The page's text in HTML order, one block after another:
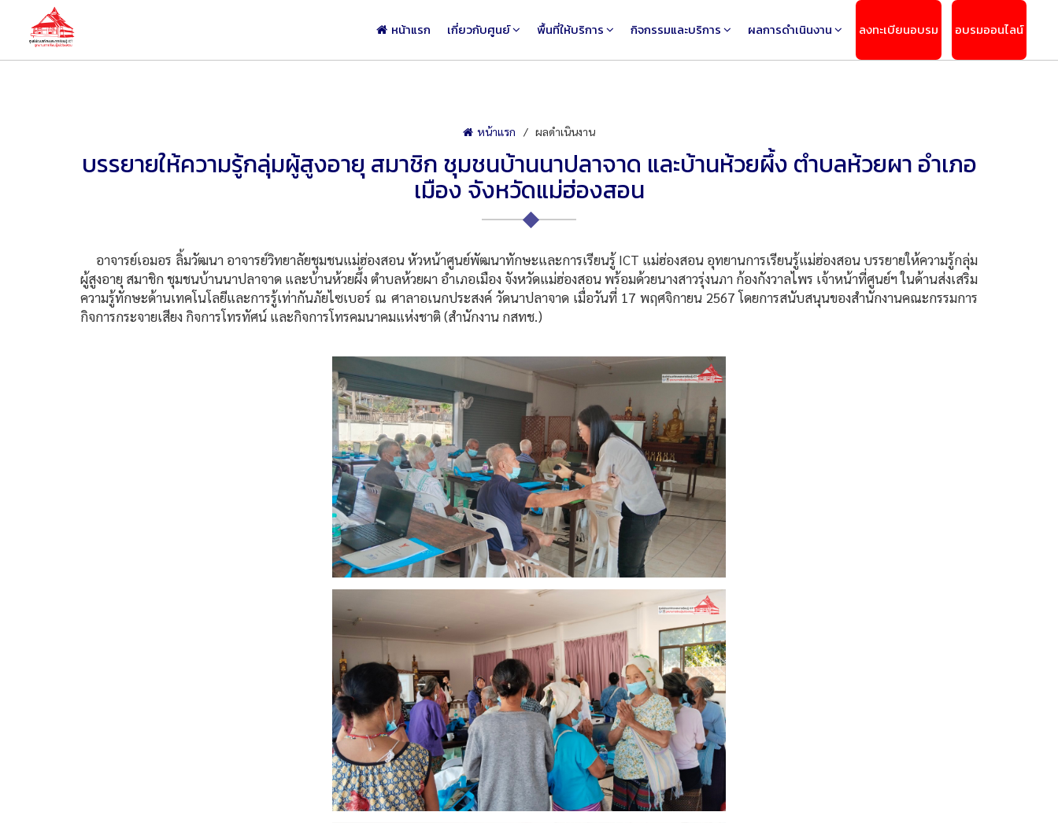
หน้าแรก เกี่ยวกับศูนย์ พื้นที่ให้บริการ กิจกรรมและบริการ ผลการดำเนินงาน ลงทะเบียนอบรม อบรมออนไลน์
หน้าแรก ผลดำเนินงาน
บรรยายให้ความรู้กลุ่มผู้สูงอายุ สมาชิก ชุมชนบ้านนาปลาจาด และบ้านห้วยผึ้ง ตำบลห้วยผา อำเภอ
เมือง จังหวัดแม่ฮ่องสอน
อาจารย์เอมอร ลิ้มวัฒนา อาจารย์วิทยาลัยชุมชนแม่ฮ่องสอน หัวหน้าศูนย์พัฒนาทักษะและการเรียนรู้ ICT แม่ฮ่องสอน อุทยานการเรียนรู้แม่ฮ่องสอน บรรยายให้ความรู้กลุ่ม
ผู้สูงอายุ สมาชิก ชุมชนบ้านนาปลาจาด และบ้านห้วยผึ้ง ตำบลห้วยผา อำเภอเมือง จังหวัดแม่ฮ่องสอน พร้อมด้วยนางสาวรุ่งนภา ก้องกังวาลไพร เจ้าหน้าที่ศูนย์ฯ ในด้านส่งเสริม
ความรู้ทักษะด้านเทคโนโลยีและการรู้เท่ากันภัยไซเบอร์ ณ ศาลาอเนกประสงค์ วัดนาปลาจาด เมื่อวันที่ 17 พฤศจิกายน 2567 โดยการสนับสนุนของสำนักงานคณะกรรมการ
กิจการกระจายเสียง กิจการโทรทัศน์ และกิจการโทรคมนาคมแห่งชาติ (สำนักงาน กสทช.)